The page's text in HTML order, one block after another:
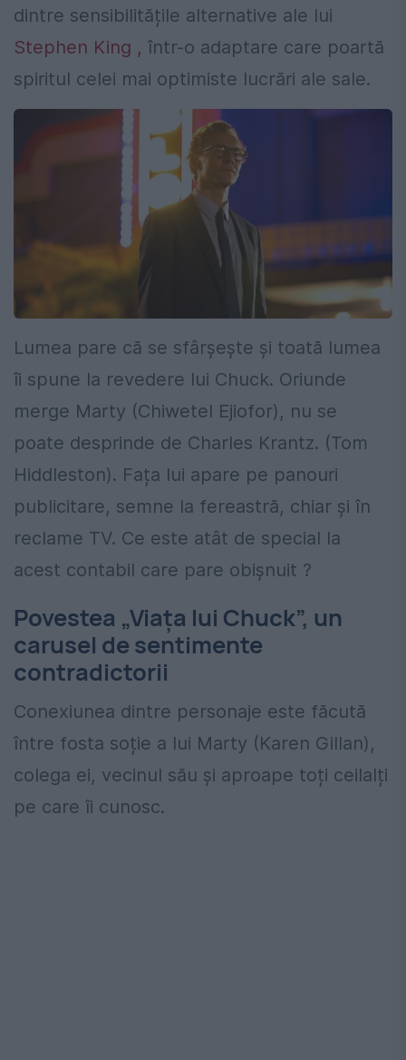
dintre sensibilitățile alternative ale lui
Stephen King , într-o adaptare care poartă
spiritul celei mai optimiste lucrări ale sale.
Lumea pare că se sfârșește și toată lumea
îi spune la revedere lui Chuck. Oriunde
merge Marty (Chiwetel Ejiofor), nu se
poate desprinde de Charles Krantz. (Tom
Hiddleston). Fața lui apare pe panouri
publicitare, semne la fereastră, chiar și în
reclame TV. Ce este atât de special la
acest contabil care pare obișnuit ?
Povestea „Viața lui Chuck”, un
carusel de sentimente
contradictorii
Conexiunea dintre personaje este făcută
între fosta soție a lui Marty (Karen Gillan),
colega ei, vecinul său și aproape toți ceilalți
pe care îi cunosc.